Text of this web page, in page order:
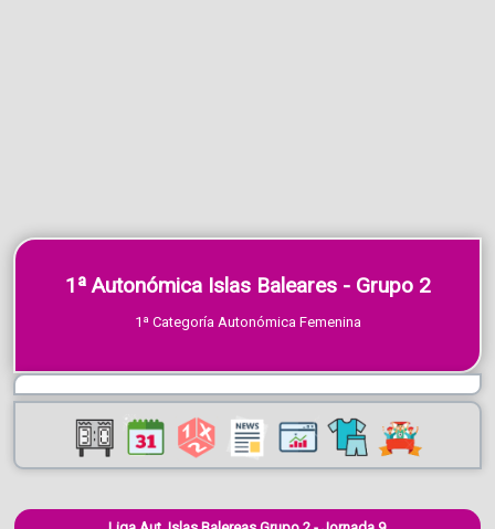
1ª Autonómica Islas Baleares - Grupo 2
1ª Categoría Autonómica Femenina